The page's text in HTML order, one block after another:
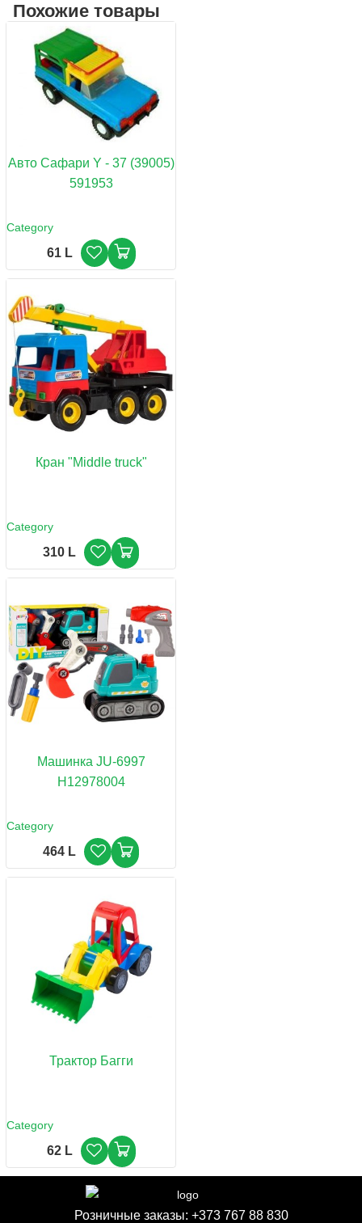
Похожие товары
Авто Сафари Y - 37 (39005)
591953
Category
61 L
Кран "Middle truck"
Category
310 L
Машинка JU-6997
H12978004
Category
464 L
Трактор Багги
Category
62 L
Розничные заказы: +373 767 88 830